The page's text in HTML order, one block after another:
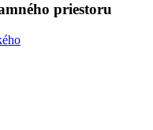
priestoru